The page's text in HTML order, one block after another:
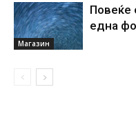
Магазин
Повеќе
една